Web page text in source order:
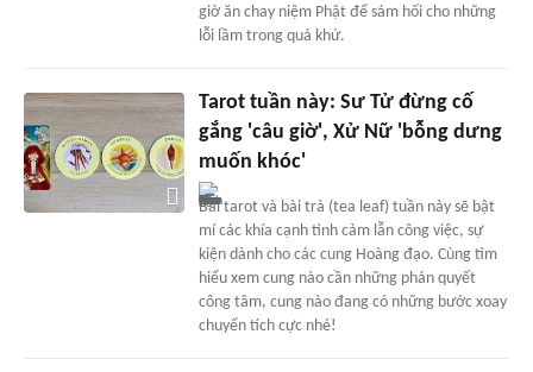
giờ ăn chay niệm Phật để sám hối cho những
lỗi lầm trong quá khứ.
Tarot tuần này: Sư Tử đừng cố
gắng 'câu giờ', Xử Nữ 'bỗng dưng
muốn khóc'
Bài tarot và bài trà (tea leaf) tuần này sẽ bật
mí các khía cạnh tình cảm lẫn công việc, sự
kiện dành cho các cung Hoàng đạo. Cùng tìm
hiểu xem cung nào cần những phán quyết
công tâm, cung nào đang có những bước xoay
chuyển tích cực nhé!